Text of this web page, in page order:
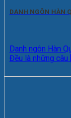
DANH NGÔN HÀN
Danh ngôn Hàn
Đều là những câu